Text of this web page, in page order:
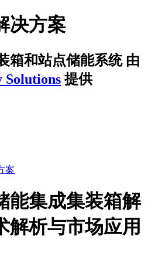
决方案
箱和站点储能系统 由
Solutions 提供
案
能集成集装箱解
解析与市场应用